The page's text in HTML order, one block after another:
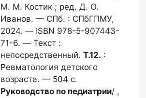
М. М. Костик ; ред. Д. О.
Иванов. — СПб. : СПбГПМУ,
2024. — ISBN 978-5-907443-
71-6. — Текст :
непосредственный. Т.12. :
Ревматология детского
возраста. — 504 с.
Руководство по педиатрии/ ,